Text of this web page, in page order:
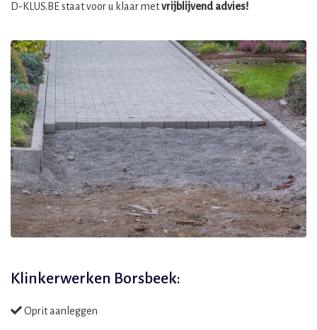
D-KLUS.BE staat voor u klaar metvrijblijvend advies!
Klinkerwerken Borsbeek:
Oprit aanleggen